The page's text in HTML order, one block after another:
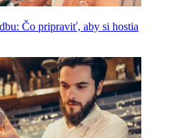
Čo pripraviť, aby si hostia